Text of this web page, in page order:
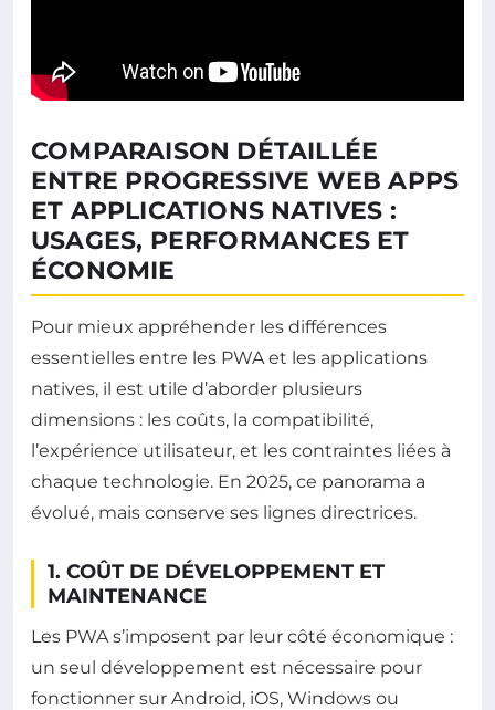
COMPARAISON DÉTAILLÉE
ENTRE PROGRESSIVE WEB APPS
ET APPLICATIONS NATIVES :
USAGES, PERFORMANCES ET
ÉCONOMIE
Pour mieux appréhender les différences
essentielles entre les PWA et les applications
natives, il est utile d’aborder plusieurs
dimensions : les coûts, la compatibilité,
l’expérience utilisateur, et les contraintes liées à
chaque technologie. En 2025, ce panorama a
évolué, mais conserve ses lignes directrices.
1. COÛT DE DÉVELOPPEMENT ET
MAINTENANCE
Les PWA s’imposent par leur côté économique :
un seul développement est nécessaire pour
fonctionner sur Android, iOS, Windows ou